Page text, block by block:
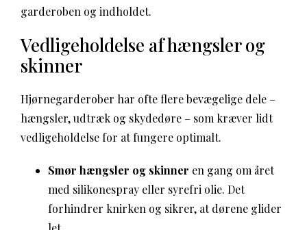
garderoben og indholdet.
Vedligeholdelse af hængsler og
skinner
Hjørnegarderober har ofte flere bevægelige dele –
hængsler, udtræk og skydedøre – som kræver lidt
vedligeholdelse for at fungere optimalt.
Smør hængsler og skinner en gang om året
med silikonespray eller syrefri olie. Det
forhindrer knirken og sikrer, at dørene glider